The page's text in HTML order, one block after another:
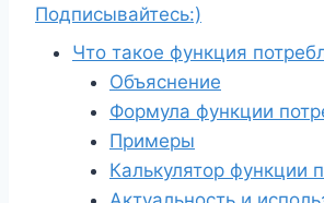
Подписывайтесь:)
Что такое функция
Объяснение
Формула функции
Примеры
Калькулятор функции